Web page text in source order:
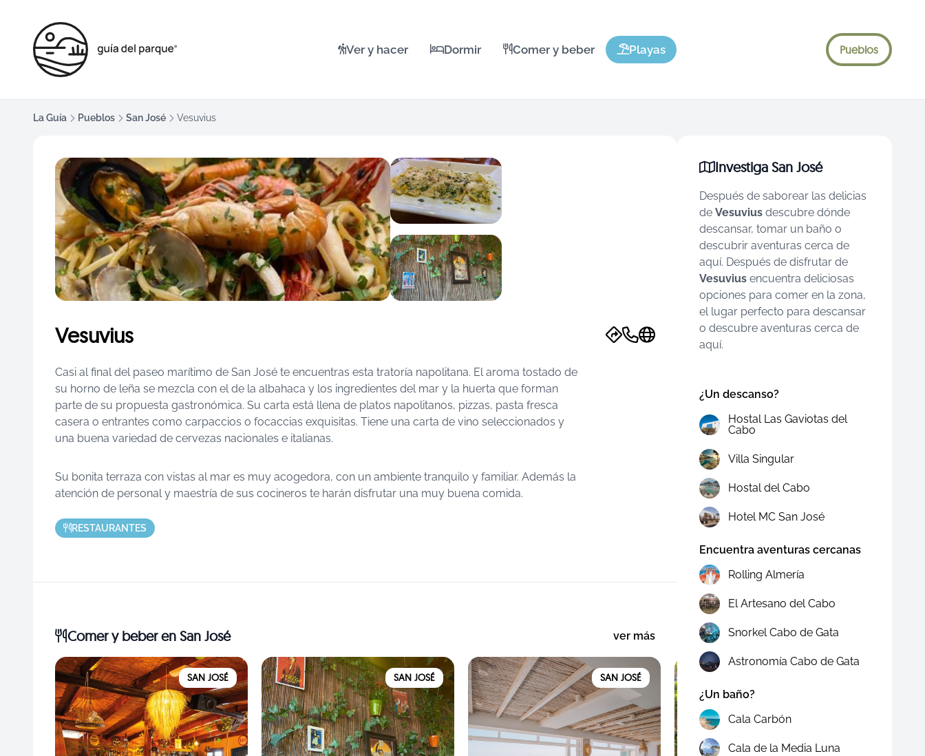
Ver y hacer Dormir Comer y beber Playas Pueblos
La Guía Pueblos San José Vesuvius
Vesuvius
Casi al final del paseo marítimo de San José te encuentras esta tratoría napolitana. El aroma tostado de
su horno de leña se mezcla con el de la albahaca y los ingredientes del mar y la huerta que forman
parte de su propuesta gastronómica. Su carta está llena de platos napolitanos, pizzas, pasta fresca
casera o entrantes como carpaccios o focaccias exquisitas. Tiene una carta de vino seleccionados y
una buena variedad de cervezas nacionales e italianas.
Su bonita terraza con vistas al mar es muy acogedora, con un ambiente tranquilo y familiar. Además la
atención de personal y maestría de sus cocineros te harán disfrutar una muy buena comida.
RESTAURANTES
Comer y beberen San José ver más
SAN JOSÉ SAN JOSÉ SAN JOSÉ
Investiga San José
Después de saborear las delicias
de Vesuvius descubre dónde
descansar, tomar un baño o
descubrir aventuras cerca de
aquí. Después de disfrutar de
Vesuvius encuentra deliciosas
opciones para comer en la zona,
el lugar perfecto para descansar
o descubre aventuras cerca de
aquí.
¿Un descanso?
Hostal Las Gaviotas del
Cabo
Villa Singular
Hostal del Cabo
Hotel MC San José
Encuentra aventuras cercanas
Rolling Almería
El Artesano del Cabo
Snorkel Cabo de Gata
Astronomía Cabo de Gata
¿Un baño?
Cala Carbón
Cala de la Media Luna